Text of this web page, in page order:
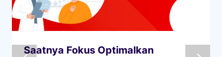
Saatnya Fokus Optimalkan